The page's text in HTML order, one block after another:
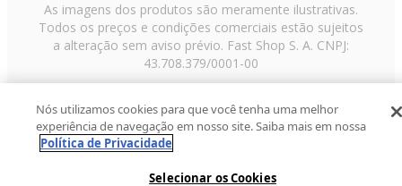
As imagens dos produtos são meramente ilustrativas.
Todos os preços e condições comerciais estão sujeitos
a alteração sem aviso prévio. Fast Shop S. A. CNPJ:
43.708.379/0001-00
Paulo/SP, CEP 02029-001, Telefone: 11 3003-3728 ©
2013 Fast Shop - Todos os direitos reservadosRF
Nós utilizamos cookies para que você tenha uma melhor
experiência de navegação em nosso site. Saiba mais em nossa
Política de Privacidade
Selecionar os Cookies